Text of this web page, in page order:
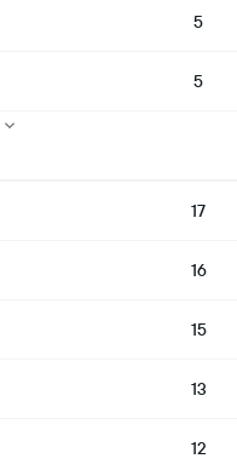
5
5
17
16
15
13
12